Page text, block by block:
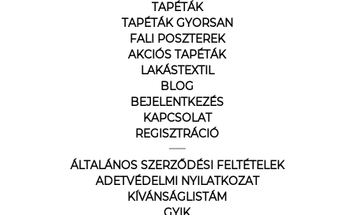
TAPÉTÁK
TAPÉTÁK GYORSAN
FALI POSZTEREK
AKCIÓS TAPÉTÁK
LAKÁSTEXTIL
BLOG
BEJELENTKEZÉS
KAPCSOLAT
REGISZTRÁCIÓ
ÁLTALÁNOS SZERZŐDÉSI FELTÉTELEK
ADETVÉDELMI NYILATKOZAT
KÍVÁNSÁGLISTÁM